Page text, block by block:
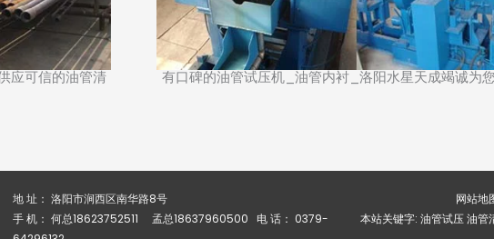
应可信的油管清 有口碑的油管试压机_油管内衬_洛阳水星天成竭诚为
地 址： 洛阳市涧西区南华路8号
手 机： 何总18623752511 孟总18637960500 电 话： 0379-
网站地
本站关键字: 油管试压 油